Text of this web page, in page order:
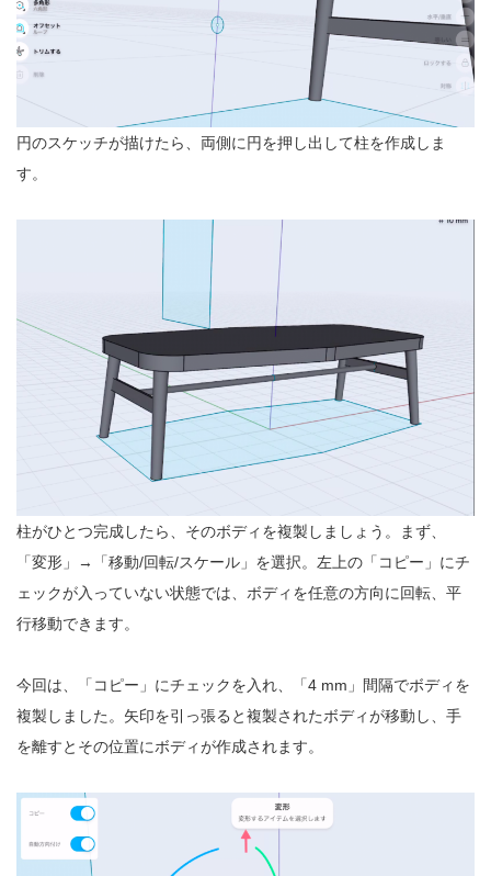
円のスケッチが描けたら、両側に円を押し出して柱を作成しま
す。
柱がひとつ完成したら、そのボディを複製しましょう。まず、
「変形」→「移動/回転/スケール」を選択。左上の「コピー」にチ
ェックが入っていない状態では、ボディを任意の方向に回転、平
行移動できます。
今回は、「コピー」にチェックを入れ、「4 mm」間隔でボディを
複製しました。矢印を引っ張ると複製されたボディが移動し、手
を離すとその位置にボディが作成されます。